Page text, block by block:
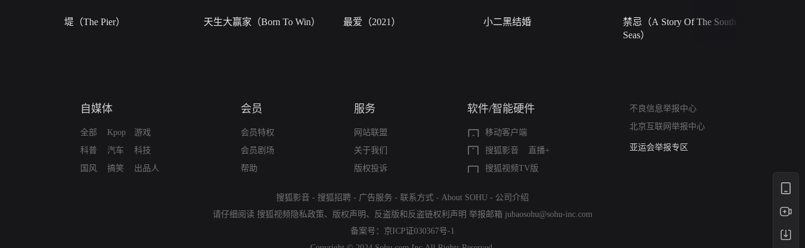
堤（The Pier） 天生大赢家（Born To Win） 最爱（2021） 小二黑结婚
禁忌（A Story Of The South
Seas）
自媒体
全部
科普
国风
Kpop
汽车
搞笑
游戏
科技
出品人
会员
会员特权
会员剧场
帮助
服务
网站联盟
关于我们
版权投诉
软件/智能硬件
移动客户端
搜狐影音
直播+
搜狐视频TV版
不良信息举报中心
北京互联网举报中心
算法推荐专项举报
亚运会举报专区
搜狐影音 - 搜狐招聘 - 广告服务 - 联系方式 - About SOHU - 公司介绍
请仔细阅读 搜狐视频隐私政策、 版权声明 、 反盗版和反盗链权利声明 举报邮箱 jubaosohu@sohu-inc.com
备案号： 京ICP证030367号-1